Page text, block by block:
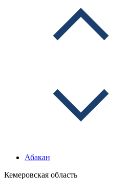
Абакан
Кемеровская область